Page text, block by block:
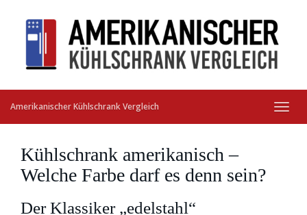
Amerikanischer Kühlschrank Vergleich
Kühlschrank amerikanisch –
Welche Farbe darf es denn sein?
Der Klassiker „edelstahl“